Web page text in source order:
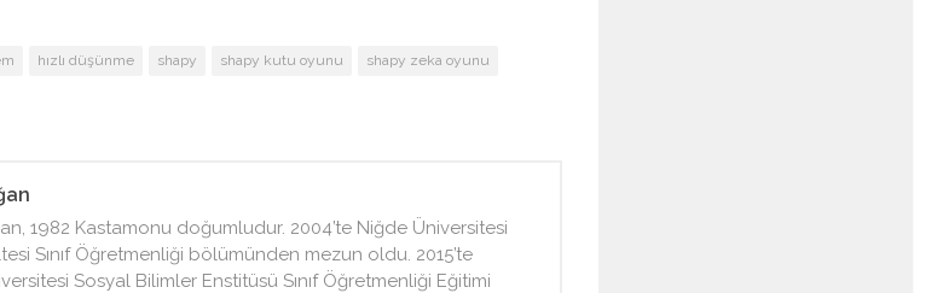
hızlı düşünme shapy shapy kutu oyunu
shapy zeka oyunu
1982 Kastamonu doğumludur. 2004’te Niğde Üniversitesi
Sınıf Öğretmenliği bölümünden mezun oldu. 2015’te
Sosyal Bilimler Enstitüsü Sınıf Öğretmenliği Eğitimi